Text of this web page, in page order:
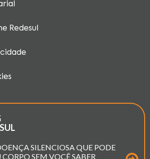
Redesul
SILENCIOSA QUE PODE
CORPO SEM VOCÊ SABER